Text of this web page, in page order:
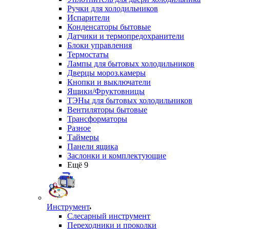
Ручки для холодильников
Испарители
Конденсаторы бытовые
Датчики и термопредохранители
Блоки управления
Термостаты
Лампы для бытовых холодильников
Дверцы мороз.камеры
Кнопки и выключатели
Ящики/Фруктовницы
ТЭНы для бытовых холодильников
Вентиляторы бытовые
Трансформаторы
Разное
Таймеры
Панели ящика
Заслонки и комплектующие
Ещё 9
Инструмент
Слесарный инструмент
Переходники и проколки